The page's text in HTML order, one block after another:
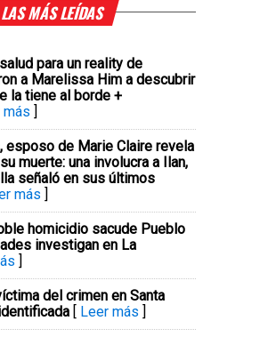
LAS MÁS LEÍDAS
para un reality de
a Marelissa Him a descubrir
la tiene al borde +
más ]
esposo de Marie Claire revela
muerte: una involucra a Ilan,
señaló en sus últimos
más ]
homicidio sacude Pueblo
investigan en La
]
del crimen en Santa
[ Leer más ]